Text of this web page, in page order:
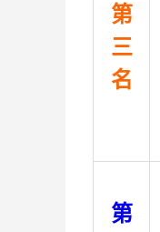
第
三
名
第